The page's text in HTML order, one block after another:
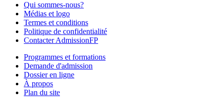
Qui sommes-nous?
Médias et logo
Termes et conditions
Politique de confidentialité
Contacter AdmissionFP
Programmes et formations
Demande d'admission
Dossier en ligne
À propos
Plan du site